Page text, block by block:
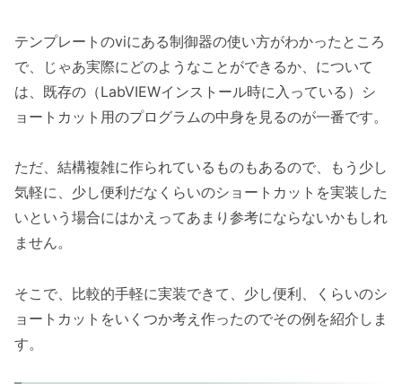
テンプレートのviにある制御器の使い方がわかったところ
で、じゃあ実際にどのようなことができるか、について
は、既存の（LabVIEWインストール時に入っている）シ
ョートカット用のプログラムの中身を見るのが一番です。
ただ、結構複雑に作られているものもあるので、もう少し
気軽に、少し便利だなくらいのショートカットを実装した
いという場合にはかえってあまり参考にならないかもしれ
ません。
そこで、比較的手軽に実装できて、少し便利、くらいのシ
ョートカットをいくつか考え作ったのでその例を紹介しま
す。